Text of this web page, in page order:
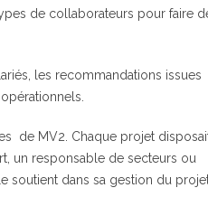
de collaborateurs pour faire
les recommandations issues
de MV2. Chaque projet
un responsable de secteurs ou
soutient dans sa gestion du